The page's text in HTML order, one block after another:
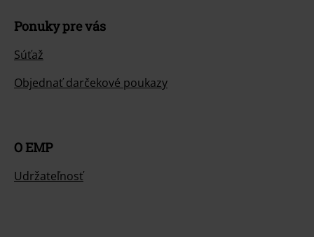
Ponuky pre vás
Súťaž
Objednať darčekové poukazy
O EMP
Udržateľnosť